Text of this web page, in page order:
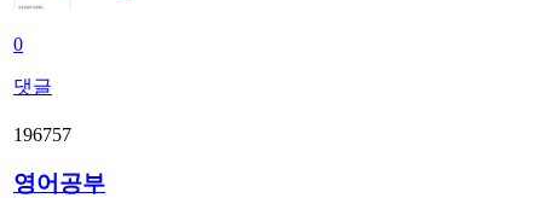
0
댓글
196757
영어공부